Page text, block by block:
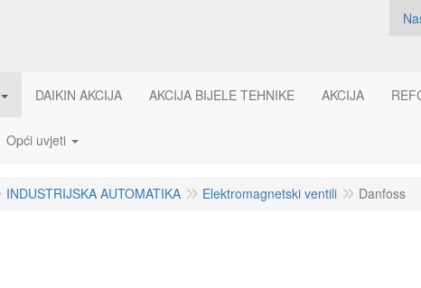
DAIKIN AKCIJA AKCIJA BIJELE TEHNIKE AKCIJA
Opći uvjeti
INDUSTRIJSKA AUTOMATIKA Elektromagnetski ventili Danfoss